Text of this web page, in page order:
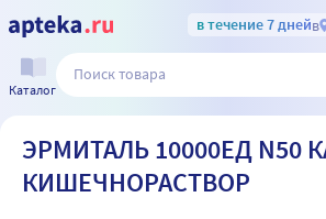
в течение 7 днейв
Каталог
ЭРМИТАЛЬ 10000ЕД N50
КИШЕЧНОРАСТВОР